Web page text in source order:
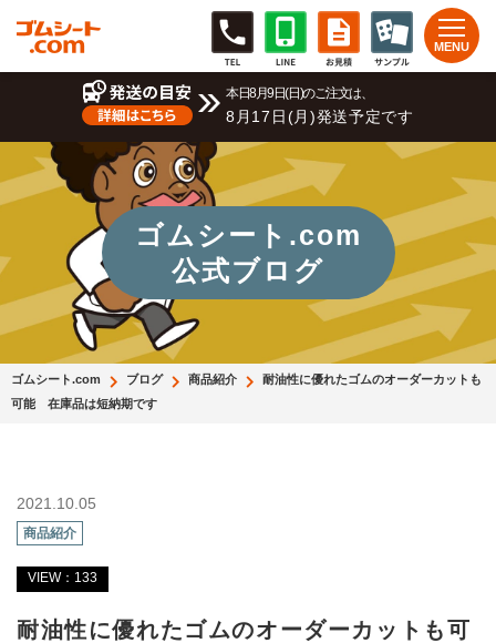
本日8月9日(日)のご注文は、
8月17日(月)発送予定です
ゴムシート.com
公式ブログ
ゴムシート.com ブログ 商品紹介
耐油性に優れたゴムのオーダーカットも
可能 在庫品は短納期です
2021.10.05
商品紹介
VIEW：133
耐油性に優れたゴムのオーダーカットも可